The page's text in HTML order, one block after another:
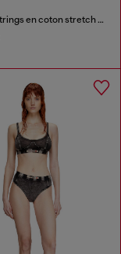
Lot de 3 strings en coton stretch à motif fleuri